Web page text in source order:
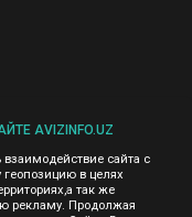
Мы не
зарегистрированных
AVIZINFO.UZ
сайта с
в целях
так же
рекламу. Продолжая